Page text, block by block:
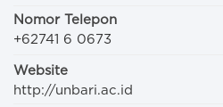
Nomor Telepon
+62741 6 0673
Website
http://unbari.ac.id